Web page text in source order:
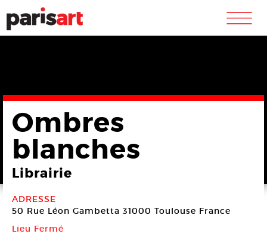
m
Ombres
blanches
Librairie
ADRESSE
50 Rue Léon Gambetta 31000 Toulouse France
Lieu Fermé